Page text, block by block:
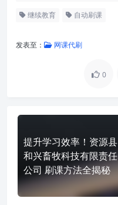
继续教育 自动刷课
发表至： 网课代刷
0
提升学习效率！资源县
和兴畜牧科技有限责任
公司 刷课方法全揭秘